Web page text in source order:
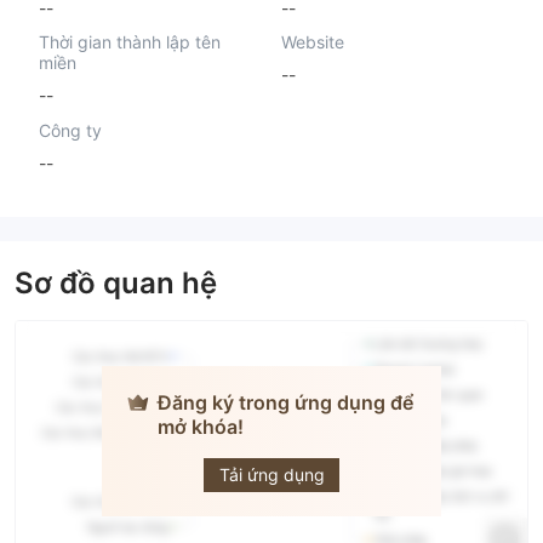
--
--
Thời gian thành lập tên
miền
--
Website
--
Công ty
--
Sơ đồ quan hệ
Đăng ký trong ứng dụng để
mở khóa!
Tải ứng dụng
Centris